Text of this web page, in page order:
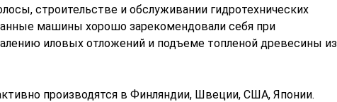
строительстве и обслуживании гидротехнических
машины хорошо зарекомендовали себя при
иловых отложений и подъеме топленой древесины из
производятся в Финляндии, Швеции, США, Японии.